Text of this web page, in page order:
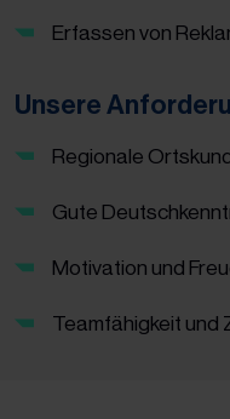
Erfassen von
Unsere
Regionale
Gute
Motivation und
Teamfähigkeit und